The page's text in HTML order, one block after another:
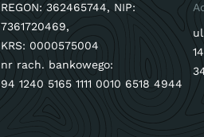
REGON: 362465744, NIP:
7361720469,
KRS: 0000575004
nr rach. bankowego:
94 1240 5165 1111 0010 6518 4944